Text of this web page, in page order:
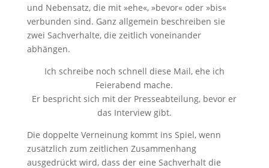
und Nebensatz, die mit »ehe«, »bevor« oder »bis«
verbunden sind. Ganz allgemein beschreiben sie
zwei Sachverhalte, die zeitlich voneinander
abhängen.
Ich schreibe noch schnell diese Mail, ehe ich
Feierabend mache.
Er bespricht sich mit der Presseabteilung, bevor er
das Interview gibt.
Die doppelte Verneinung kommt ins Spiel, wenn
zusätzlich zum zeitlichen Zusammenhang
ausgedrückt wird, dass der eine Sachverhalt die